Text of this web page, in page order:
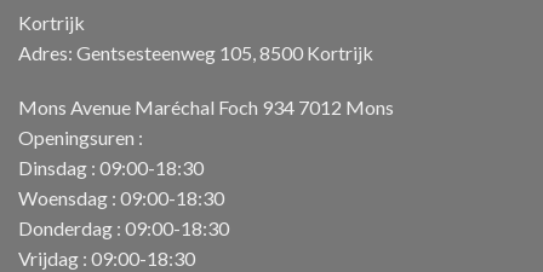
Kortrijk
Adres: Gentsesteenweg 105, 8500 Kortrijk
Mons Avenue Maréchal Foch 934 7012 Mons
Openingsuren :
Dinsdag : 09:00-18:30
Woensdag : 09:00-18:30
Donderdag : 09:00-18:30
Vrijdag : 09:00-18:30